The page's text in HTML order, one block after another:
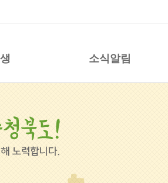
소식알림